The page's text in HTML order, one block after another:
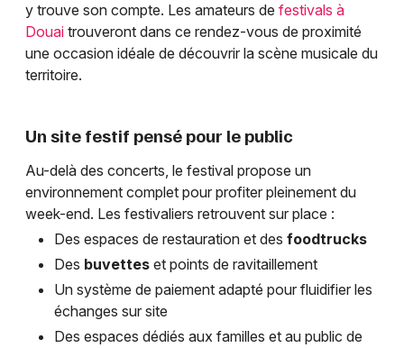
y trouve son compte. Les amateurs de festivals à
Douai trouveront dans ce rendez-vous de proximité
une occasion idéale de découvrir la scène musicale du
territoire.
Un site festif pensé pour le public
Au-delà des concerts, le festival propose un
environnement complet pour profiter pleinement du
week-end. Les festivaliers retrouvent sur place :
Des espaces de restauration et des foodtrucks
Des buvettes et points de ravitaillement
Un système de paiement adapté pour fluidifier les
échanges sur site
Des espaces dédiés aux familles et au public de